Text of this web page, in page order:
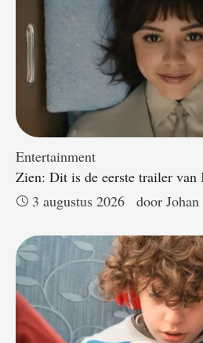
Entertainment
Zien: Dit is de eerste trailer van
3 augustus 2026
door